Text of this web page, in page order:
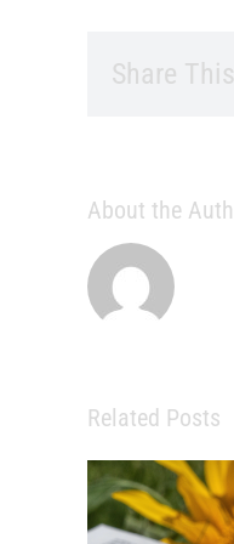
Share
About the
Related Posts